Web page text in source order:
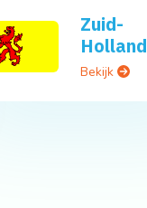
Zuid-
Holland
Bekijk